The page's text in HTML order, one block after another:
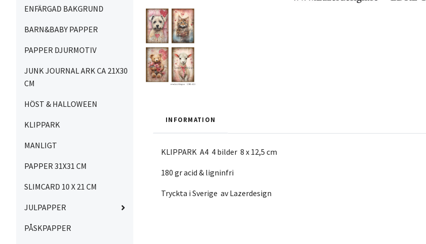
ENFÄRGAD BAKGRUND
BARN&BABY PAPPER
PAPPER DJURMOTIV
JUNK JOURNAL ARK CA 21X30
CM
HÖST & HALLOWEEN
KLIPPARK
MANLIGT
PAPPER 31X31 CM
SLIMCARD 10 X 21 CM
JULPAPPER
PÅSKPAPPER
INFORMATION
KLIPPARK A4 4 bilder 8 x 12,5 cm
180 gr acid & ligninfri
Tryckta i Sverige av Lazerdesign